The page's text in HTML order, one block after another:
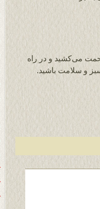
می‌کشید و در راه
و سلامت باشید.